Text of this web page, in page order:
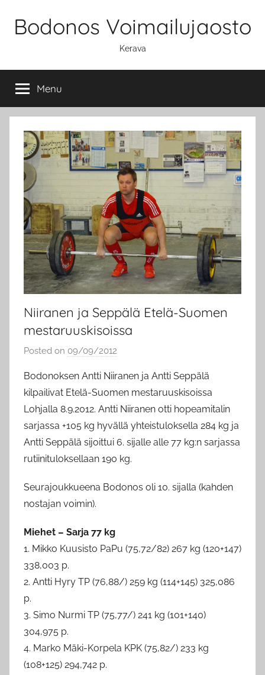
Bodonos Voimailujaosto
Kerava
Menu
Niiranen ja Seppälä Etelä-Suomen
mestaruuskisoissa
Posted on 09/09/2012
M
a
r
i
a
U
m
n
Bodonoksen Antti Niiranen ja Antti Seppälä
kilpailivat Etelä-Suomen mestaruuskisoissa
Lohjalla 8.9.2012. Antti Niiranen otti hopeamitalin
sarjassa +105 kg hyvällä yhteistuloksella 284 kg ja
Antti Seppälä sijoittui 6. sijalle alle 77 kg:n sarjassa
rutiinituloksellaan 190 kg.
Seurajoukkueena Bodonos oli 10. sijalla (kahden
nostajan voimin).
Miehet – Sarja 77 kg
1. Mikko Kuusisto PaPu (75,72/82) 267 kg (120+147)
338,003 p.
2. Antti Hyry TP (76,88/) 259 kg (114+145) 325,086
p.
3. Simo Nurmi TP (75,77/) 241 kg (101+140)
304,975 p.
4. Marko Mäki-Korpela KPK (75,82/) 233 kg
(108+125) 294,742 p.